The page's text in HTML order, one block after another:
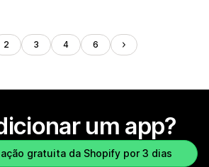
2 3 4 6
um app?
gratuita da Shopify por 3 dias